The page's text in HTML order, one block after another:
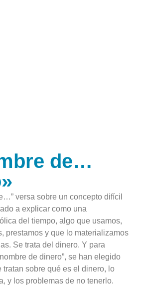
de…
versa sobre un concepto difícil
a explicar como una
del tiempo, algo que usamos,
prestamos y que lo materializamos
Se trata del dinero. Y para
de dinero”, se han elegido
tratan sobre qué es el dinero, lo
y los problemas de no tenerlo.